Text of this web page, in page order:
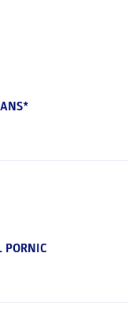
PORNIC